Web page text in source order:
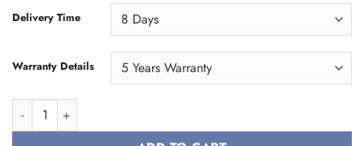
Delivery Time
Warranty Details